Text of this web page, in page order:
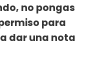
no pongas
para
dar una nota